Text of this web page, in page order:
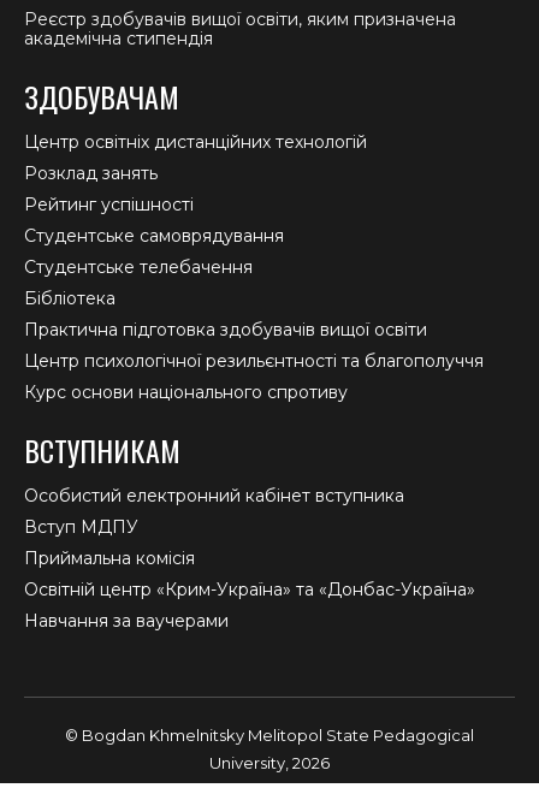
Реєстр здобувачів вищої освіти, яким призначена
академічна стипендія
ЗДОБУВАЧАМ
Центр освітніх дистанційних технологій
Розклад занять
Рейтинг успішності
Студентське самоврядування
Студентське телебачення
Бібліотека
Практична підготовка здобувачів вищої освіти
Центр психологічної резильєнтності та благополуччя
Курс основи національного спротиву
ВСТУПНИКАМ
Особистий електронний кабінет вступника
Вступ МДПУ
Приймальна комісія
Освітній центр «Крим-Україна» та «Донбас-Україна»
Навчання за ваучерами
© Bogdan Khmelnitsky Melitopol State Pedagogical
University, 2026